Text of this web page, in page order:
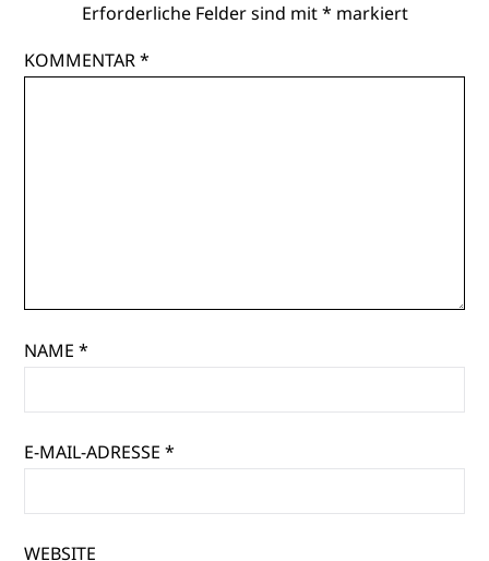
Erforderliche Felder sind mit* markiert
KOMMENTAR*
NAME*
E-MAIL-ADRESSE*
WEBSITE